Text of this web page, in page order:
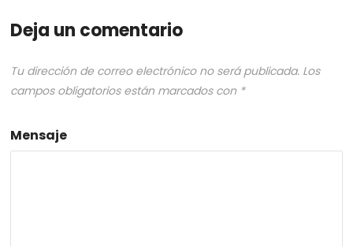
Deja un comentario
Tu dirección de correo electrónico no será publicada. Los
campos obligatorios están marcados con *
Mensaje